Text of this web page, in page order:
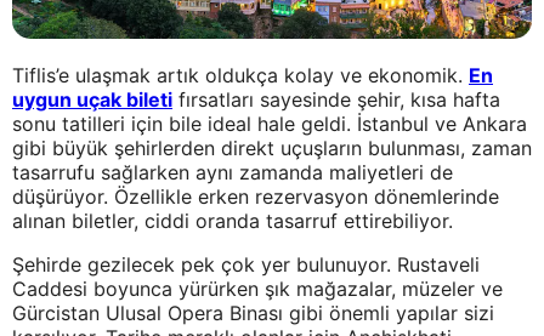
Tiflis’e ulaşmak artık oldukça kolay ve ekonomik. En
uygun uçak bileti fırsatları sayesinde şehir, kısa hafta
sonu tatilleri için bile ideal hale geldi. İstanbul ve Ankara
gibi büyük şehirlerden direkt uçuşların bulunması, zaman
tasarrufu sağlarken aynı zamanda maliyetleri de
düşürüyor. Özellikle erken rezervasyon dönemlerinde
alınan biletler, ciddi oranda tasarruf ettirebiliyor.
Şehirde gezilecek pek çok yer bulunuyor. Rustaveli
Caddesi boyunca yürürken şık mağazalar, müzeler ve
Gürcistan Ulusal Opera Binası gibi önemli yapılar sizi